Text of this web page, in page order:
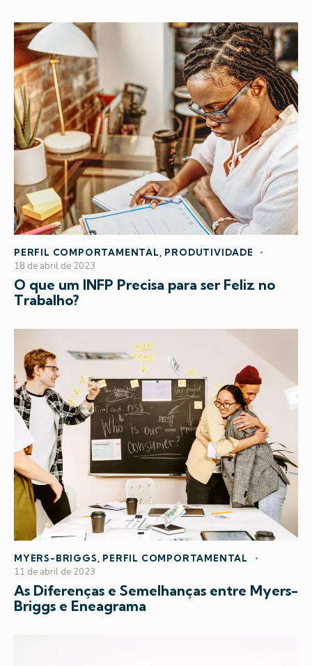
PERFIL COMPORTAMENTAL PRODUTIVIDADE
18 de abril de 2023
O que um INFP Precisa para ser Feliz no
Trabalho?
MYERS-BRIGGS, PERFIL COMPORTAMENTAL
11 de abril de 2023
As Diferenças e Semelhanças entre Myers-
Briggs e Eneagrama